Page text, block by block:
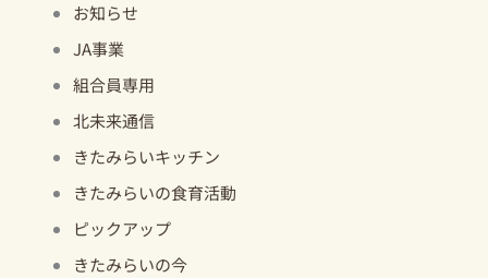
お知らせ
JA事業
組合員専用
北未来通信
きたみらいキッチン
きたみらいの食育活動
ピックアップ
きたみらいの今